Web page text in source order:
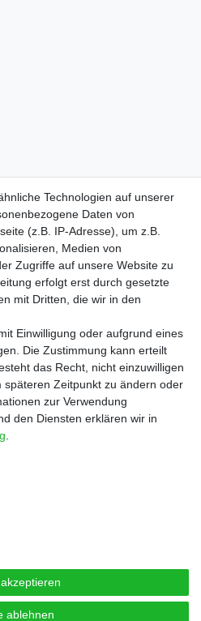
Technologien auf unserer
Daten von
(z.B. IP-Adresse), um z.B.
Medien von
Zugriffe auf unsere Website zu
erfolgt erst durch gesetzte
mit Dritten, die wir in den
Einwilligung oder aufgrund eines
Die Zustimmung kann erteilt
das Recht, nicht einzuwilligen
späteren Zeitpunkt zu ändern oder
zur Verwendung
den Diensten erklären wir in
ablehnen